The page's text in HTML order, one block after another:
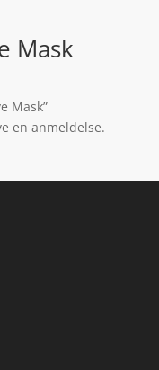
Mask
Mask”
en anmeldelse.